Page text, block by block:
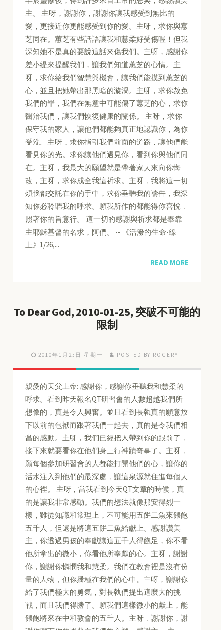
主。 主呀，謝謝你，謝謝你讓我感受到無比的
愛，更接近你更能感受到你的愛。主呀，求你與蕙
芝同在。蕙芝有些話語讓我和慧柔好受傷喔！但我
深知她不是真的要說這話來傷我們。主呀，感謝你
差小緹來提醒我們，讓我們知道蕙芝的心情。主
呀，求你給我們智慧與機會，讓我們能摸到蕙芝的
心，並且把她帶出那黑暗的漩渦。主呀，求你赦免
我們的罪，我們在無意中可能傷了蕙芝的心，求你
醫治我們，讓我們恢復健康的關係。 主呀，求你
保守我的家人，讓他們都能夠真正地認識你，為你
受洗。主呀，求你指引我們前面的道路，讓他們能
看見你的光。求你讓他們遇見你，看到你與他們同
在。主呀，我最大的願望就是帶著家人來向你悔
改，主呀，求你成全我這祈求。主呀，我將這一切
煩惱都交託在你的手中，求你垂聽我的禱告，我深
知你必聆聽我的呼求。願我所作的都能得你喜悅，
照著你的旨意行。 這一切的感謝與祈求都是奉靠
主耶穌基督的名求，阿們。 -- 《活潑的生命-線
上》1/26,...
READ MORE
To Dear God, 2010-01-25, 突破不可能的
限制
2010年1月25日 星期一 POSTED BY ROGERY
親愛的天父上帝: 感謝你，感謝你垂聽我和慧柔的
呼求。看到昨天報名QT研習會的人數超越我們所
想像的，真是令人興奮。並且看到長執真的願意放
下以前的包袱而跟著我們一起去，真的是令我們相
當的感動。主呀，我們已經把人帶到你的跟前了，
接下來就要看你在他們身上行神蹟奇事了。主呀，
願每個參加研習會的人都能打開他們的心，讓你的
活水注入到他們的最深處，讓這泉源就住進每個人
的心裡。 主呀，當我看到今天QT文章的時候，真
的是讓我非常感動。我們的想法就像那安得烈一
樣，雖從知識和常理上，不可能用五餅二魚來餵飽
五千人，但還是將這五餅二魚給獻上。感謝讚美
主，你透過男孩的奉獻讓這五千人得飽足，你不看
他所拿出的微小，你看他所奉獻的心。主呀，謝謝
你，謝謝你憐憫我和慧柔。我們在教會裡是沒有份
量的人物，但你播種在我們的心中。主呀，謝謝你
給了我們極大的勇氣，對長執們提出這麼大的挑
戰，而且我們得勝了。願我們這樣微小的獻上，能
餵飽將來在中和教會的五千人。主呀，謝謝你，謝